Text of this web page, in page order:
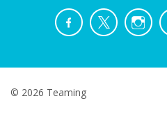
© 2026 Teaming